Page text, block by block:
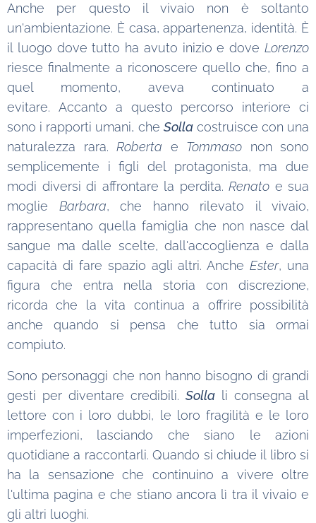
Anche per questo il vivaio non è soltanto
un'ambientazione. È casa, appartenenza, identità. È
il luogo dove tutto ha avuto inizio e dove Lorenzo
riesce finalmente a riconoscere quello che, fino a
quel momento, aveva continuato a
evitare. Accanto a questo percorso interiore ci
sono i rapporti umani, che Sollacostruisce con una
naturalezza rara. Roberta e Tommaso non sono
semplicemente i figli del protagonista, ma due
modi diversi di affrontare la perdita. Renato e sua
moglie Barbara, che hanno rilevato il vivaio,
rappresentano quella famiglia che non nasce dal
sangue ma dalle scelte, dall'accoglienza e dalla
capacità di fare spazio agli altri. AncheEster, una
figura che entra nella storia con discrezione,
ricorda che la vita continua a offrire possibilità
anche quando si pensa che tutto sia ormai
compiuto.
Sono personaggi che non hanno bisogno di grandi
gesti per diventare credibili. Solla li consegna al
lettore con i loro dubbi, le loro fragilità e le loro
imperfezioni, lasciando che siano le azioni
quotidiane a raccontarli. Quando si chiude il libro si
ha la sensazione che continuino a vivere oltre
l'ultima pagina e che stiano ancora lì tra il vivaio e
gli altri luoghi.